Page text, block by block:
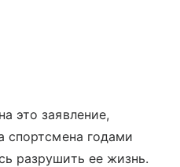
это заявление,
спортсмена годами
разрушить ее жизнь.